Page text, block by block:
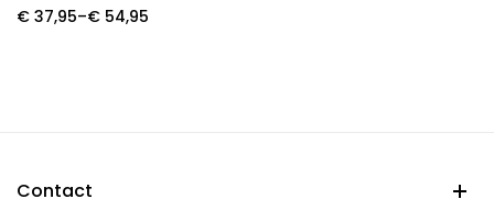
€ 37,95–€ 54,95
Price
Contact